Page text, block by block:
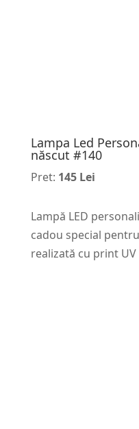
Lampa Led
născut #140
Pret: 145 Lei
Lampă LED
cadou special
realizată cu print